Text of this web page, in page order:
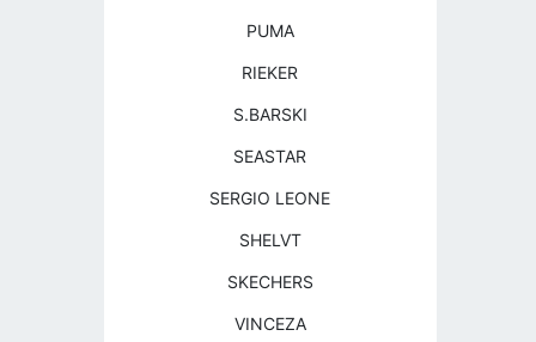
PUMA
RIEKER
S.BARSKI
SEASTAR
SERGIO LEONE
SHELVT
SKECHERS
VINCEZA